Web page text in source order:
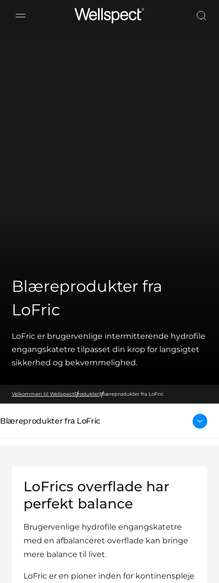
Wellspect
Blæreprodukter fra
LoFric
LoFric er brugervenlige intermitterende hydrofile
engangskatetre tilpasset din krop for langsigtet
sikkerhed og bekvemmelighed.
Velkommen til WellspectProdukterBlæreprodukter fra LoFric
Blæreprodukter fra LoFric
LoFrics overflade har
perfekt balance
Brugervenlige hydrofile engangskatetre
med en afbalanceret overflade kan bringe
mere balance til livet.
LoFric er en pioner inden for kontinenspleje